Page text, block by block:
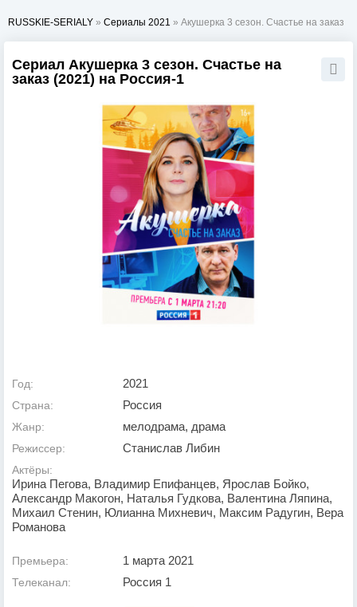
RUSSKIE-SERIALY » Сериалы 2021 » Акушерка 3 сезон. Счастье на заказ
Сериал Акушерка 3 сезон. Счастье на
заказ (2021) на Россия-1
Год: 2021
Страна: Россия
Жанр: мелодрама, драма
Режиссер: Станислав Либин
Актёры:
Ирина Пегова, Владимир Епифанцев, Ярослав Бойко,
Александр Макогон, Наталья Гудкова, Валентина Ляпина,
Михаил Стенин, Юлианна Михневич, Максим Радугин, Вера
Романова
Премьера: 1 марта 2021
Телеканал: Россия 1